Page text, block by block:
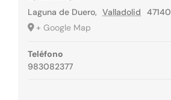
Laguna de Duero, Valladolid
47140
+ Google Map
Teléfono
983082377